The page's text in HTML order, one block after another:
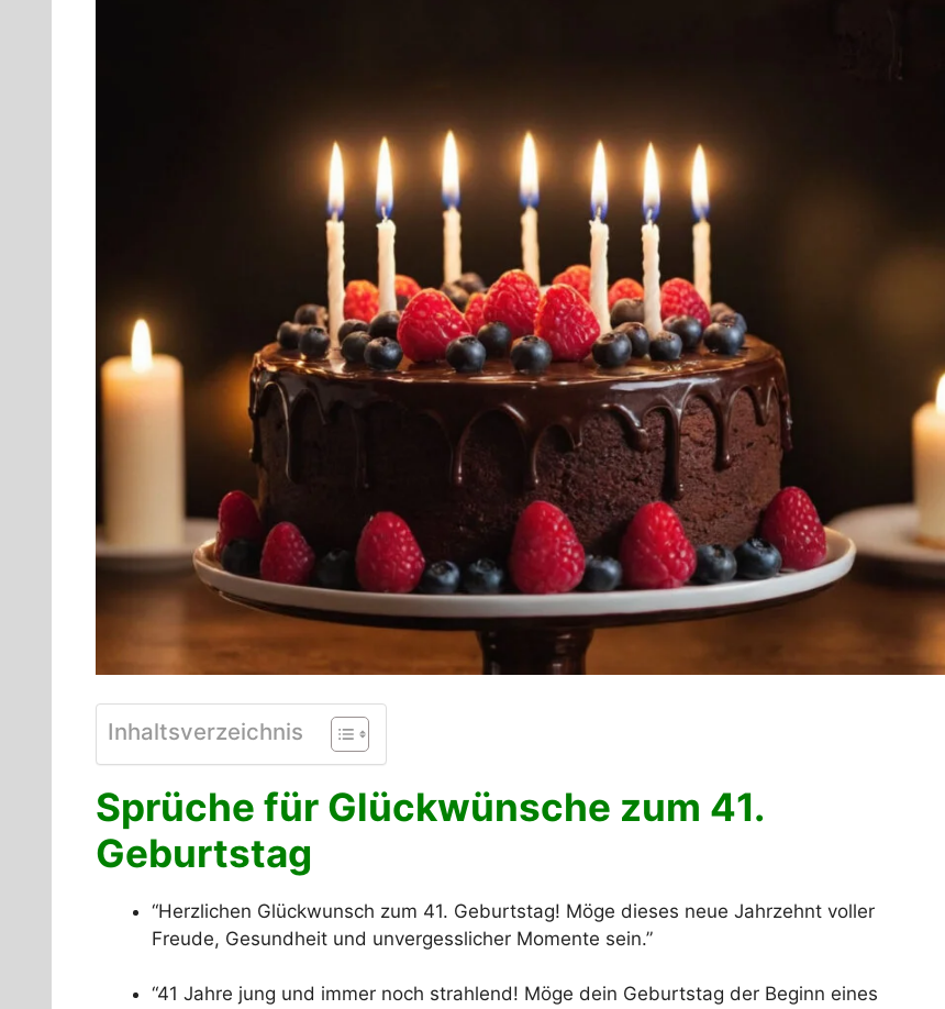
Inhaltsverzeichnis
Sprüche für Glückwünsche zum 41.
Geburtstag
“Herzlichen Glückwunsch zum 41. Geburtstag! Möge dieses neue Jahrzehnt voller
Freude, Gesundheit und unvergesslicher Momente sein.”
“41 Jahre jung und immer noch strahlend! Möge dein Geburtstag der Beginn eines